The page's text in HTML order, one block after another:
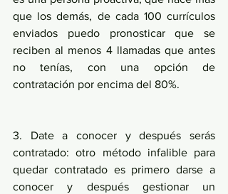
que los demás, de cada 100 currículos
enviados puedo pronosticar que se
reciben al menos 4 llamadas que antes
no tenías, con una opción de
contratación por encima del 80%.
3. Date a conocer y después serás
contratado: otro método infalible para
quedar contratado es primero darse a
conocer y después gestionar un